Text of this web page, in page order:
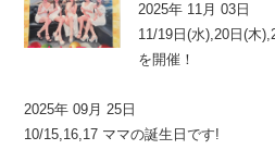
2025年 11月 03日
11/19日(水),20日(木
を開催！
2025年 09月 25日
10/15,16,17 ママの誕生日です!